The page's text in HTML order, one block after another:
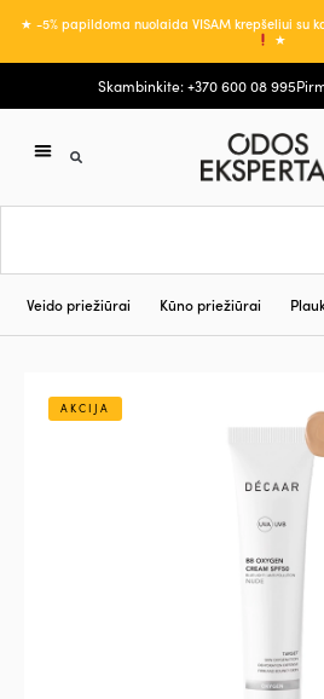
★ -5% papildoma nuolaida VISAM krepšeliui su
★
Skambinkite: +370 600 08 995
Veido priežiūrai Kūno priežiūrai
AKCIJA